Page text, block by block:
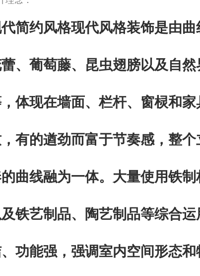
简约风格现代风格装饰是由曲
、葡萄藤、昆虫翅膀以及自
体现在墙面、栏杆、窗棂和
有的遒劲而富于节奏感，整
曲线融为一体。大量使用铁
铁艺制品、陶艺制品等综
功能强，强调室内空间形态